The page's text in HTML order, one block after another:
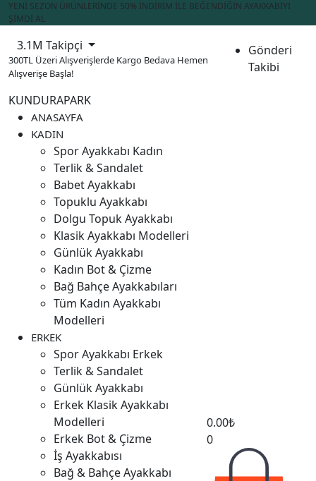
YENİ SEZON ÜRÜNLERİNDE 50% İNDİRİM İLE BEĞENDİĞİN AYAKKABIYI
ŞİMDİ AL
3.1M Takipçi
300TL Üzeri Alışverişlerde Kargo Bedava Hemen
Alışverişe Başla!
Gönderi
Takibi
KUNDURAPARK
ANASAYFA
KADIN
Spor Ayakkabı Kadın
Terlik & Sandalet
Babet Ayakkabı
Topuklu Ayakkabı
Dolgu Topuk Ayakkabı
Klasik Ayakkabı Modelleri
Günlük Ayakkabı
Kadın Bot & Çizme
Bağ Bahçe Ayakkabıları
Tüm Kadın Ayakkabı
Modelleri
ERKEK
Spor Ayakkabı Erkek
Terlik & Sandalet
Günlük Ayakkabı
Erkek Klasik Ayakkabı
Modelleri
Erkek Bot & Çizme
İş Ayakkabısı
Bağ & Bahçe Ayakkabı
0.00₺
0